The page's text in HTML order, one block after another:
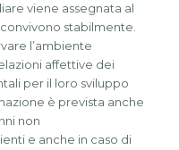
viene assegnata al
stabilmente.
l’ambiente
affettive dei
per il loro sviluppo
è prevista anche
non
e anche in caso di